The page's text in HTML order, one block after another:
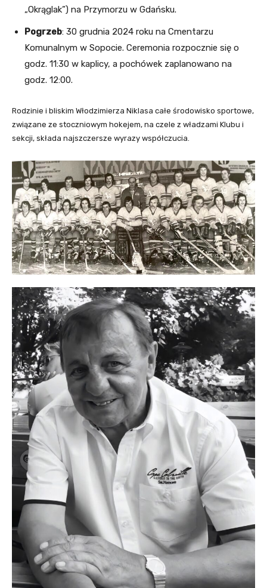
„Okrąglak”) na Przymorzu w Gdańsku.
Pogrzeb: 30 grudnia 2024 roku na Cmentarzu
Komunalnym w Sopocie. Ceremonia rozpocznie się o
godz. 11:30 w kaplicy, a pochówek zaplanowano na
godz. 12:00.
Rodzinie i bliskim Włodzimierza Niklasa całe środowisko sportowe,
związane ze stoczniowym hokejem, na czele z władzami Klubu i
sekcji, składa najszczersze wyrazy współczucia.